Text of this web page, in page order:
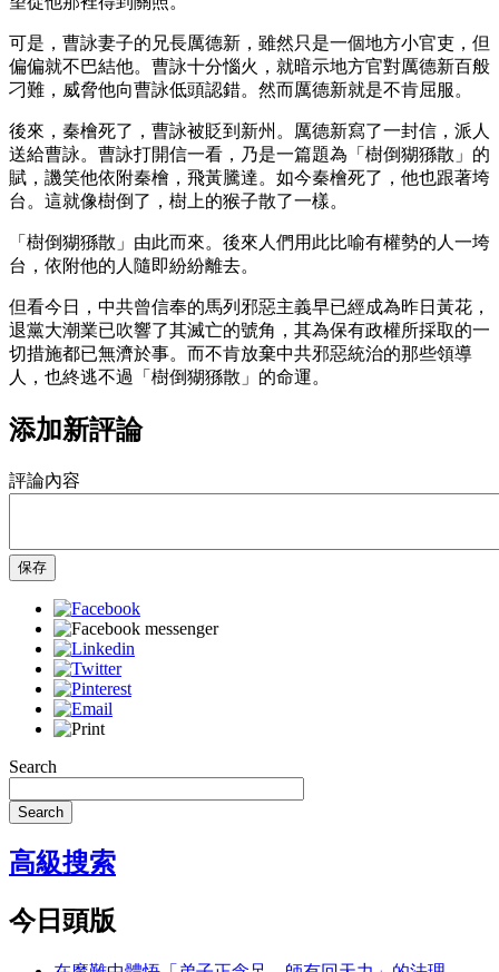
可是，曹詠妻子的兄長厲德新，雖然只是一個地方小官吏，但
偏偏就不巴結他。曹詠十分惱火，就暗示地方官對厲德新百般
刁難，威脅他向曹詠低頭認錯。然而厲德新就是不肯屈服。
後來，秦檜死了，曹詠被貶到新州。厲德新寫了一封信，派人
送給曹詠。曹詠打開信一看，乃是一篇題為「樹倒猢猻散」的
賦，譏笑他依附秦檜，飛黃騰達。如今秦檜死了，他也跟著垮
台。這就像樹倒了，樹上的猴子散了一樣。
「樹倒猢猻散」由此而來。後來人們用此比喻有權勢的人一垮
台，依附他的人隨即紛紛離去。
但看今日，中共曾信奉的馬列邪惡主義早已經成為昨日黃花，
退黨大潮業已吹響了其滅亡的號角，其為保有政權所採取的一
切措施都已無濟於事。而不肯放棄中共邪惡統治的那些領導
人，也終逃不過「樹倒猢猻散」的命運。
添加新評論
評論內容
保存
Search
Search
高級搜索
今日頭版